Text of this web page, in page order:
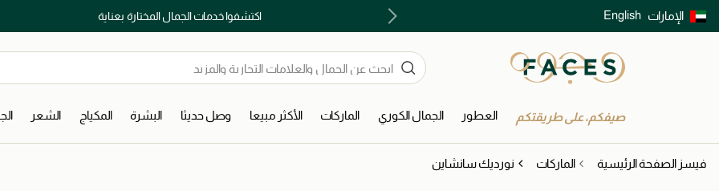
الإمارات English اكتشفوا خدمات الجمال المختارة بعناية توصيل سريع على جميع الطلبات ما فوق 299 درهم
صيفكم، على طريقتكم العطور الجمال الكوري الماركات الأكثر مبيعا وصل حديثا البشرة المكياج الشعر
فيسز الصفحة الرئيسية الماركات نورديك سانشاين